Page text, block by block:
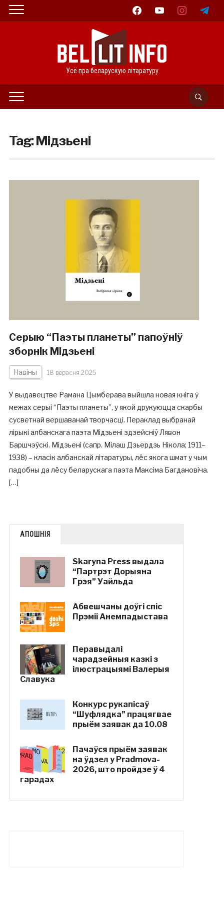
facebookyoutube instagramtelegram
Усё пра беларускую літаратуру
Tag:Мідзьені
Серыю “Паэты планеты” папоўніў
зборнік Мідзьені
Навіны 18 верасня 2025
У выдавецтве Рамана Цымберава выйшла новая кніга ў
межах серыі “Паэты планеты”, у якой друкуюцца скарбы
сусветнай вершаванай творчасці. Пераклад выбранай
лірыкі албанскага паэта Мідзьені здзейсніў Лявон
Баршчэўскі. Мідзьені (сапр. Мілаш Дзьердзь Нікола; 1911–
1938) – класік албанскай літаратуры, лёс якога шмат у чым
падобны да лёсу беларускага паэта Максіма Багдановіча.
[…]
АПОШНІЯ
Skaryna Press выдала
“Партрэт Дорыяна
Грэя” Уайльда
Абвешчаны доўгі спіс
Прэміі Анемпадыстава
Перавыдалі
чарадзейныя казкі з
ілюстрацыямі Валерыя
Славука
Конкурс рукапісаў
“Шуфлядка” працягвае
прыём заявак да 10.08
Пачаўся прыём заявак
на ўдзел у Pradmova-
2026, што пройдзе ў 4
гарадах